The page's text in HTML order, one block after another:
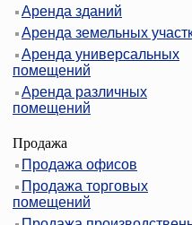
Аренда зданий
Аренда земельных
Аренда универсальных
помещений
Аренда различных
помещений
Продажа
Продажа офисов
Продажа торговых
помещений